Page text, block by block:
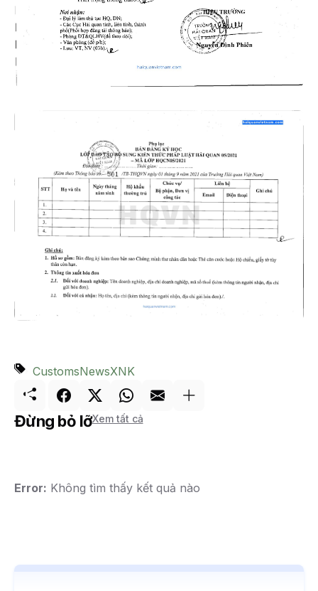
CustomsNewsXNK
Đừng bỏ lỡXem tất cả
Error: Không tìm thấy kết quả nào